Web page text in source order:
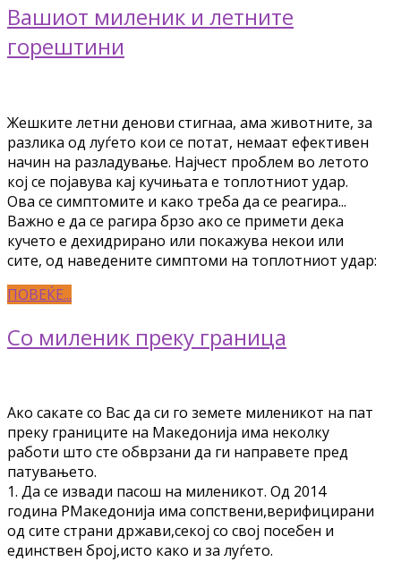
Вашиот миленик и летните
горештини
Жешките летни денови стигнаа, ама животните, за
разлика од луѓето кои се потат, немаат ефективен
начин на разладување. Најчест проблем во летото
кој се појавува кај кучињата е топлотниот удар.
Ова се симптомите и како треба да се реагира...
Важно е да се рагира брзо ако се примети дека
кучето е дехидрирано или покажува некои или
сите, од наведените симптоми на топлотниот удар:
ПОВЕЌЕ...
Со миленик преку граница
Ако сакате со Вас да си го земете миленикот на пат
преку границите на Македонија има неколку
работи што сте обврзани да ги направете пред
патувањето.
1. Да се извади пасош на миленикот. Од 2014
година РМакедонија има сопствени,верифицирани
од сите страни држави,секој со свој посебен и
единствен број,исто како и за луѓето.